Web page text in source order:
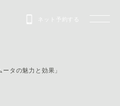
ネット予約する
タの魅力と効果」